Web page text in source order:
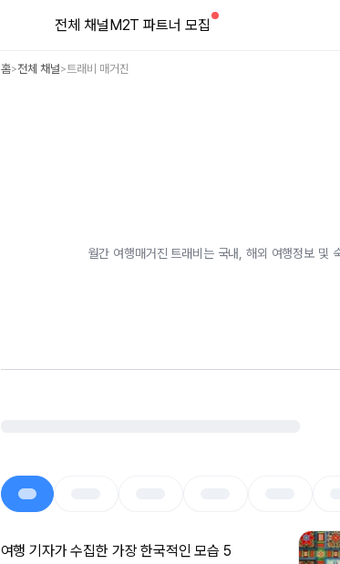
전체 채널M2T 파트너 모집
홈>전체 채널>트래비 매거진
월간 여행매거진 트래비는 국내, 해외 여행정보 및
여행 기자가 수집한 가장 한국적인 모습 5